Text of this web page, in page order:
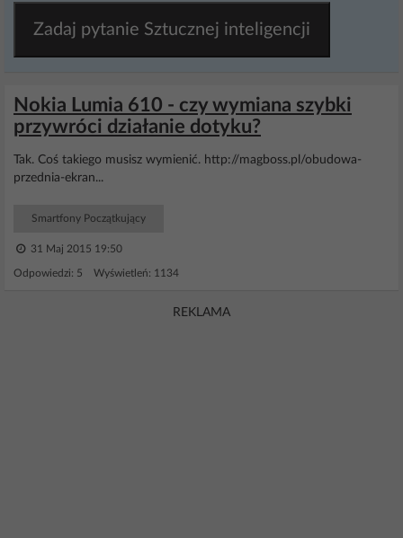
Zadaj pytanie Sztucznej inteligencji
Nokia Lumia 610 - czy wymiana szybki
przywróci działanie dotyku?
Tak. Coś takiego musisz wymienić. http://magboss.pl/obudowa-
przednia-ekran...
Smartfony Początkujący
31 Maj 2015 19:50
Odpowiedzi: 5 Wyświetleń: 1134
REKLAMA